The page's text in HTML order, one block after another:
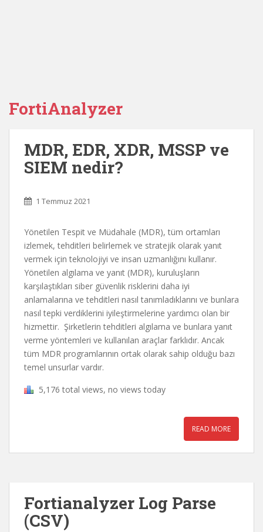
FortiAnalyzer
MDR, EDR, XDR, MSSP ve
SIEM nedir?
1 Temmuz 2021
Yönetilen Tespit ve Müdahale (MDR), tüm ortamları
izlemek, tehditleri belirlemek ve stratejik olarak yanıt
vermek için teknolojiyi ve insan uzmanlığını kullanır.
Yönetilen algılama ve yanıt (MDR), kuruluşların
karşılaştıkları siber güvenlik risklerini daha iyi
anlamalarına ve tehditleri nasıl tanımladıklarını ve bunlara
nasıl tepki verdiklerini iyileştirmelerine yardımcı olan bir
hizmettir. Şirketlerin tehditleri algılama ve bunlara yanıt
verme yöntemleri ve kullanılan araçlar farklıdır. Ancak
tüm MDR programlarının ortak olarak sahip olduğu bazı
temel unsurlar vardır.
5,176 total views, no views today
READ MORE
Fortianalyzer Log Parse
(CSV)